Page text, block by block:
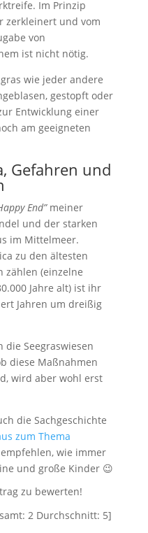
Im Prinzip
zerkleinert und vom
von
ist nicht nötig.
wie jeder andere
gestopft oder
Entwicklung einer
am geeigneten
Gefahren und
End”meiner
und der starken
im Mittelmeer.
zu den ältesten
zählen (einzelne
Jahre alt) ist ihr
Jahren um dreißig
die Seegraswiesen
diese Maßnahmen
wird aber wohl erst
die Sachgeschichte
zum Thema
wie immer
und große Kinder 😉
zu bewerten!
2Durchschnitt: 5]